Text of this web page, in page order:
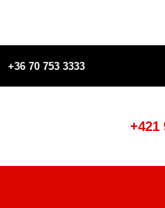
+36 70 753 3333
+421